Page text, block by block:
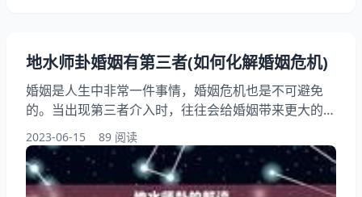
地水师卦婚姻有第三者(如何化解婚姻危机)
婚姻是人生中非常一件事情，婚姻危机也是不可避免
的。当出现第三者介入时，往往会给婚姻带来更大的危
机。如何化解婚姻危机，挽救婚姻，成为了很多人关注
的焦点。本文将以地水师卦为例，讨论如何化解婚姻危
机，希望能够为大家提供一些有用的参考。 一、地水
师卦的解读 地水师卦是由坤（地）上坎（水）下组成
2023-06-15 89 阅读